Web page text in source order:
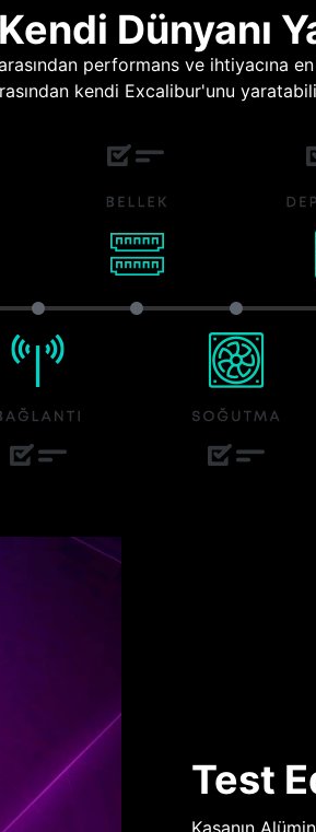
Dünyanı
performans ve ihtiyacına
kendi Excalibur'unu
Test
Kasanın